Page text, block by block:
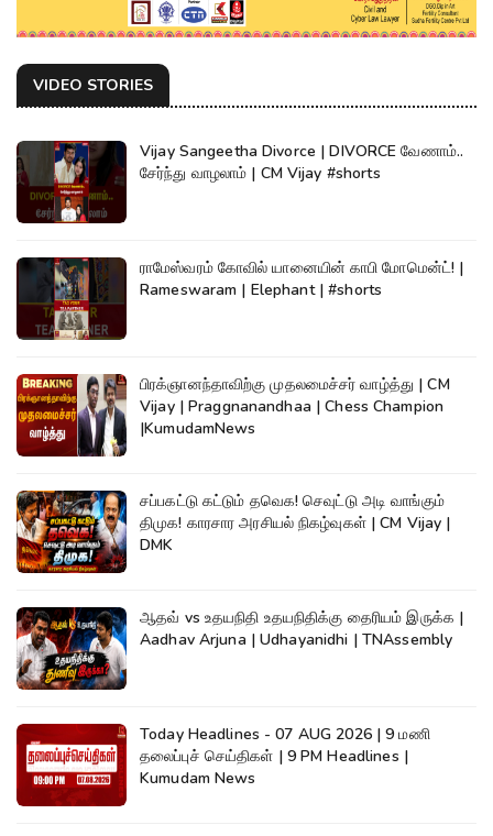
VIDEO STORIES
Vijay Sangeetha Divorce | DIVORCE வேணாம்..
சேர்ந்து வாழலாம் | CM Vijay #shorts
ராமேஸ்வரம் கோவில் யானையின் காபி மோமென்ட்! |
Rameswaram | Elephant | #shorts
பிரக்ஞானந்தாவிற்கு முதலமைச்சர் வாழ்த்து | CM
Vijay | Praggnanandhaa | Chess Champion
|KumudamNews
சப்பகட்டு கட்டும் தவெக! செவுட்டு அடி வாங்கும்
திமுக! காரசார அரசியல் நிகழ்வுகள் | CM Vijay |
DMK
ஆதவ் vs உதயநிதி உதயநிதிக்கு தைரியம் இருக்க |
Aadhav Arjuna | Udhayanidhi | TNAssembly
Today Headlines - 07 AUG 2026 | 9 மணி
தலைப்புச் செய்திகள் | 9 PM Headlines |
Kumudam News